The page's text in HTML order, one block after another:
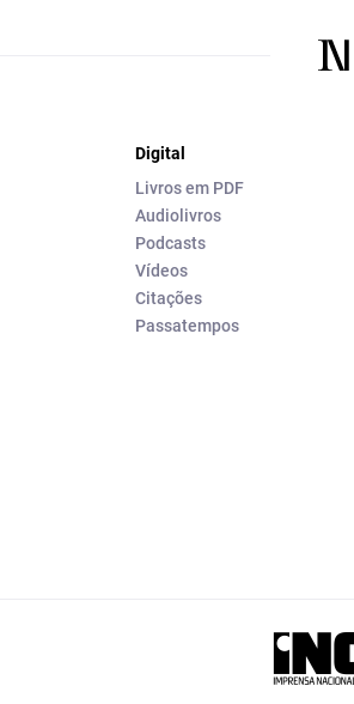
Digital
Livros em PDF
Audiolivros
Podcasts
Vídeos
Citações
Passatempos